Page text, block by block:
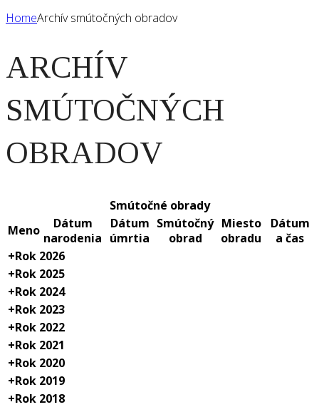
HomeArchív smútočných obradov
ARCHÍV
SMÚTOČNÝCH
OBRADOV
Smútočné obrady
Meno
Dátum
narodenia
Dátum
úmrtia
Smútočný
obrad
Miesto
obradu
Dátum
a čas
+Rok 2026
+Rok 2025
+Rok 2024
+Rok 2023
+Rok 2022
+Rok 2021
+Rok 2020
+Rok 2019
+Rok 2018